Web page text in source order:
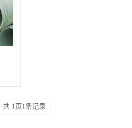
共 1 页 1 条记录